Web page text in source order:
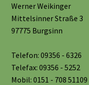
Werner Weikinger
Mittelsinner Straße 3
97775 Burgsinn
Telefon: 09356 - 6326
Telefax: 09356 - 5252
Mobil: 0151 - 708 51109